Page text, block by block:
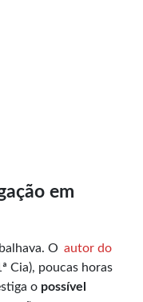
em
O autor do
Cia), poucas horas
o possível